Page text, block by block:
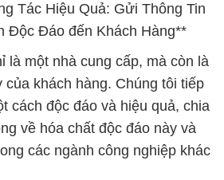
Tác Hiệu Quả: Gửi Thông Tin
Độc Đáo đến Khách Hàng**
là một nhà cung cấp, mà còn là
của khách hàng. Chúng tôi tiếp
cách độc đáo và hiệu quả, chia
về hóa chất độc đáo này và
các ngành công nghiệp khác